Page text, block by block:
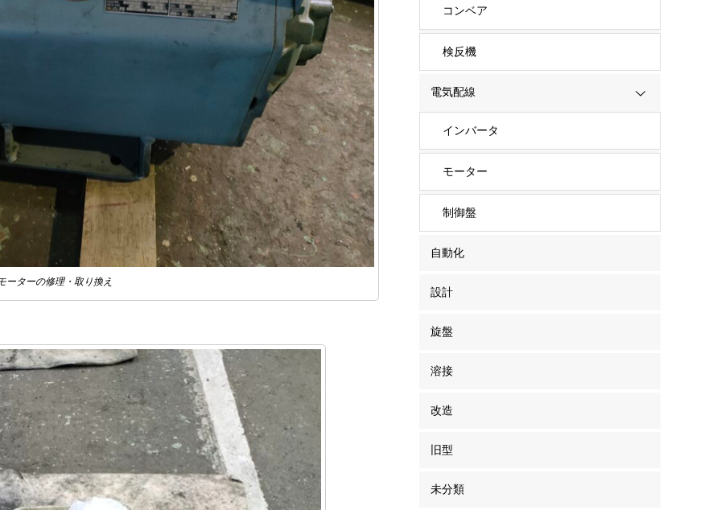
ーターの修理・取り換え
コンベア
検反機
電気配線
インバータ
モーター
制御盤
自動化
設計
旋盤
溶接
改造
旧型
未分類